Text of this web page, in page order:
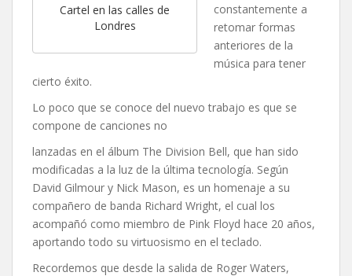
Cartel en las calles de
Londres
constantemente a
retomar formas
anteriores de la
música para tener
cierto éxito.
Lo poco que se conoce del nuevo trabajo es que se
compone de canciones no
lanzadas en el álbum The Division Bell, que han sido
modificadas a la luz de la última tecnología. Según
David Gilmour y Nick Mason, es un homenaje a su
compañero de banda Richard Wright, el cual los
acompañó como miembro de Pink Floyd hace 20 años,
aportando todo su virtuosismo en el teclado.
Recordemos que desde la salida de Roger Waters,